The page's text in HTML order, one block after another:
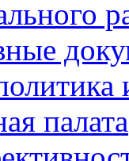
палата